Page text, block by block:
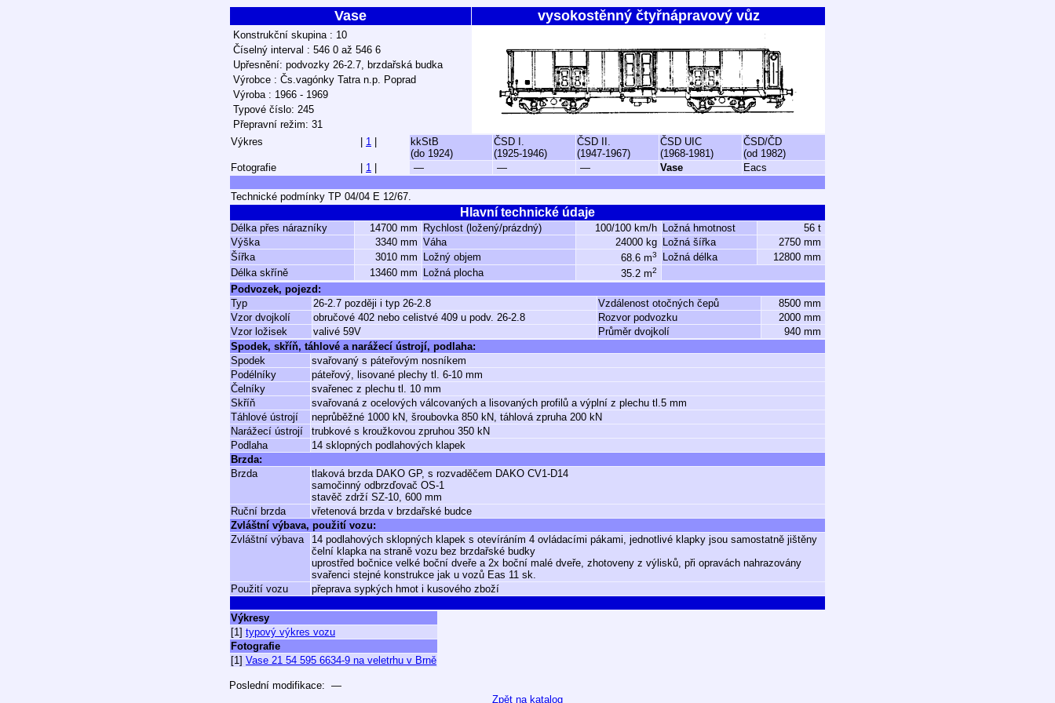
Vase vysokostěnný čtyřnápravový vůz
Konstrukční skupina : 10
Číselný interval : 546 0 až 546 6
Upřesnění: podvozky 26-2.7, brzdařská budka
Výrobce : Čs.vagónky Tatra n.p. Poprad
Výroba : 1966 - 1969
Typové číslo: 245
Přepravní režim: 31
Výkres
1
kkStB
(do 1924)
ČSD I.
(1925-1946)
ČSD II.
(1947-1967)
ČSD UIC
(1968-1981)
ČSD/ČD
(od 1982)
Fotografie
1 — — — Vase Eacs
Technické podmínky TP 04/04 E 12/67.
Hlavní technické údaje
Délka přes nárazníky 14700 mm Rychlost (ložený/prázdný) 100/100 km/h Ložná hmotnost
56 t
Výška
3340 mm Váha 24000 kg Ložná šířka
2750 mm
Šířka
3010 mm Ložný objem 68.6 m3 Ložná délka
12800 mm
Délka skříně
13460 mm Ložná plocha 35.2 m2
Podvozek, pojezd:
Typ
26-2.7 později i typ 26-2.8 Vzdálenost otočných čepů
8500 mm
Vzor dvojkolí
obručové 402 nebo celistvé 409 u podv. 26-2.8 Rozvor podvozku
2000 mm
Vzor ložisek
valivé 59V Průměr dvojkolí
940 mm
Spodek, skříň, táhlové a narážecí ústrojí, podlaha:
Spodek
svařovaný s páteřovým nosníkem
Podélníky
páteřový, lisované plechy tl. 6-10 mm
Čelníky
svařenec z plechu tl. 10 mm
Skříň
svařovaná z ocelových válcovaných a lisovaných profilů a výplní z plechu tl.5 mm
Táhlové ústrojí
neprůběžné 1000 kN, šroubovka 850 kN, táhlová zpruha 200 kN
Narážecí ústrojí
trubkové s kroužkovou zpruhou 350 kN
Podlaha
14 sklopných podlahových klapek
Brzda:
Brzda
tlaková brzda DAKO GP, s rozvaděčem DAKO CV1-D14
samočinný odbrzďovač OS-1
stavěč zdrží SZ-10, 600 mm
Ruční brzda
vřetenová brzda v brzdařské budce
Zvláštní výbava, použití vozu:
Zvláštní výbava
14 podlahových sklopných klapek s otevíráním 4 ovládacími pákami, jednotlivé klapky jsou samostatně jištěny
čelní klapka na straně vozu bez brzdařské budky
uprostřed bočnice velké boční dveře a 2x boční malé dveře, zhotoveny z výlisků, při opravách nahrazovány
svařenci stejné konstrukce jak u vozů Eas 11 sk.
Použití vozu
přeprava sypkých hmot i kusového zboží
Výkresy
[1] typový výkres vozu
Fotografie
[1] Vase 21 54 595 6634-9 na veletrhu v Brně
Poslední modifikace: —
Zpět na katalog